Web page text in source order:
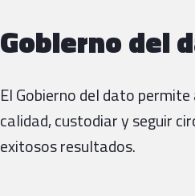
Gobierno del
El Gobierno del dato
calidad, custodiar y seguir
exitosos resultados.